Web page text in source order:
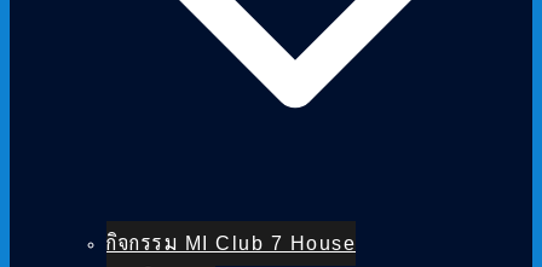
กิจกรรม MI Club 7 House